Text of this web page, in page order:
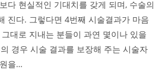
다 현실적인 기대치를 갖게 되며, 수술의
진다. 그렇다면 4번째 시술결과가 마음
대로 지내는 분들이 과연 몇이나 있을
경우 시술 결과를 보장해 주는 시술자
을…